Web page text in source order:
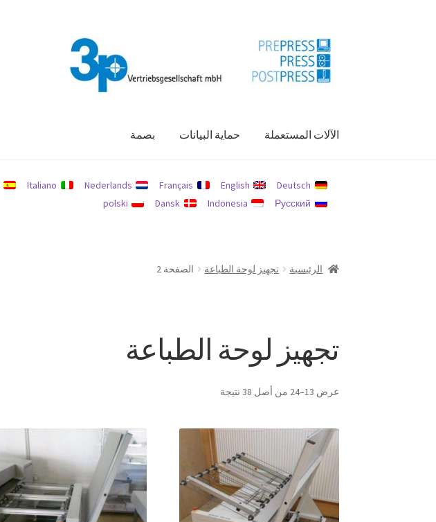
Skip
to
navigation
Skip
to
content
الآلات المستعملة حماية البيانات بصمة
Deutsch
English
Français
Nederlands
Italiano
Русский
Indonesia
Dansk
polski
الرئيسية تجهيز لوحة الطباعة الصفحة 2
تجهيز لوحة الطباعة
عرض 13–24 من أصل 38 نتيجة